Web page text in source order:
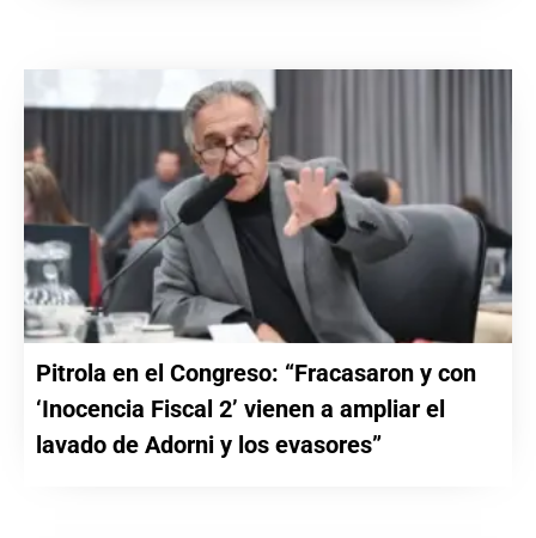
Pitrola en el Congreso: “Fracasaron y con
‘Inocencia Fiscal 2’ vienen a ampliar el
lavado de Adorni y los evasores”